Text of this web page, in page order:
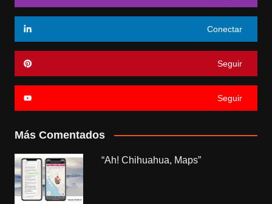
Conectar
Seguir
Seguir
Más Comentados
“Ah! Chihuahua, Maps”